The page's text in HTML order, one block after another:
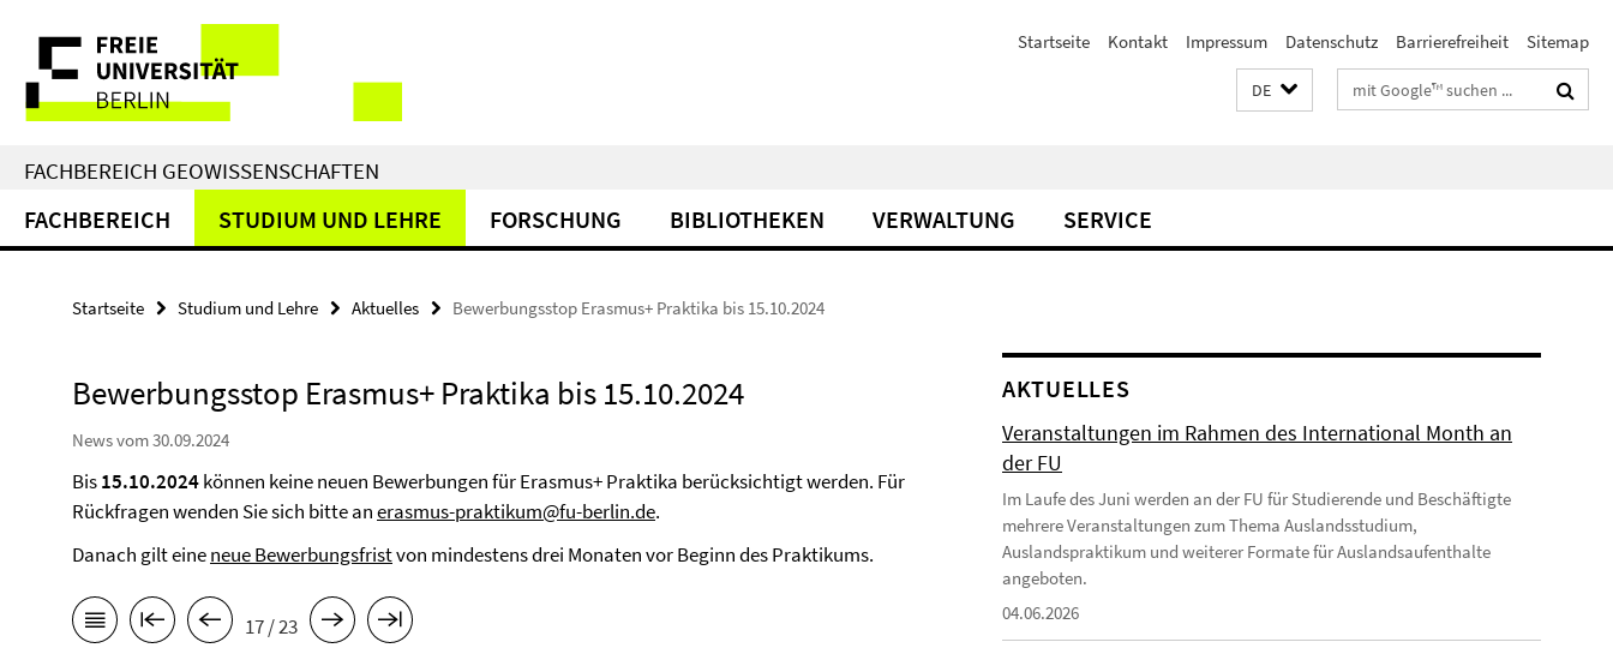
direkt
Inhalt
Service-
Navigation
Startseite Kontakt Impressum Datenschutz Barrierefreiheit Sitemap
DE Suchbegriffe
FACHBEREICH GEOWISSENSCHAFTEN
FACHBEREICH STUDIUM UND LEHRE FORSCHUNG BIBLIOTHEKEN VERWALTUNG SERVICE
Startseite Studium und Lehre Aktuelles Bewerbungsstop Erasmus+ Praktika bis 15.10.2024
Bewerbungsstop Erasmus+ Praktika bis 15.10.2024
News vom 30.09.2024
Bis15.10.2024können keine neuen Bewerbungen für Erasmus+ Praktika berücksichtigt werden. Für
Rückfragen wenden Sie sich bitte anerasmus-praktikum@fu-berlin.de.
Danach gilt eineneue Bewerbungsfristvon mindestens drei Monaten vor Beginn des Praktikums.
17 / 23
AKTUELLES
Veranstaltungen im Rahmen des International Month an
der FU
Im Laufe des Juni werden an der FU für Studierende und Beschäftigte
mehrere Veranstaltungen zum Thema Auslandsstudium,
Auslandspraktikum und weiterer Formate für Auslandsaufenthalte
angeboten.
04.06.2026